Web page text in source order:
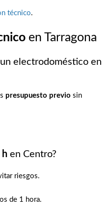
técnico.
en Tarragona
electrodoméstico en
presupuesto previo sin
h en Centro?
riesgos.
de 1 hora.